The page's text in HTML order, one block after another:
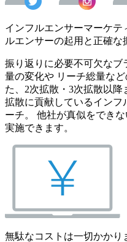
インフルエンサーマーケテ
ルエンサーの起用と正確な
振り返りに必要不可欠な
量の変化や リーチ総量な
た、2次拡散・3次拡散以降
拡散に貢献しているインフ
ーチ。 他社が真似をでき
実施できます。
無駄なコストは一切かかり